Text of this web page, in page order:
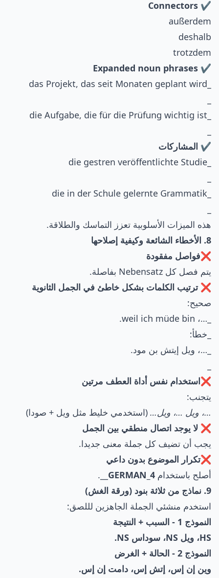
✔ Connectors
außerdem
deshalb
trotzdem
✔ Expanded noun phrases
✔ المشاركات
هذه الميزات الأسلوبية تعزز التماسك والطلاقة.
8. الأخطاء الشائعة وكيفية إصلاحها
❌فواصل مفقودة
يتم فصل كل Nebensatz بفاصلة.
❌ ترتيب الكلمات بشكل خاطئ في الجمل الثانوية
صحيح:
_…، weil ich müde bin.
_خطأ:
_…، ويل إيتش بن مود.
❌استخدام نفس أداة العطف مرتين
يتجنب:
…، ويل …، ويل… (استخدمي خليط مثل ويل + صودا)
❌ لا يوجد اتصال منطقي بين الجمل
يجب أن تضيف كل جملة معنى جديدا.
❌تكرار الموضوع بدون داعي
أصلح باستخدام GERMAN_4
__.
9. نماذج من ثلاثة بنود (ورقة الغش)
استخدم منشئي الجملة الجاهزين لللصق:
النموذج 1 - السبب + النتيجة
HS، ويل NS، سوداس NS.
النموذج 2 - الحالة + الغرض
وين إن إس، إتش إس، دامت إن إس.